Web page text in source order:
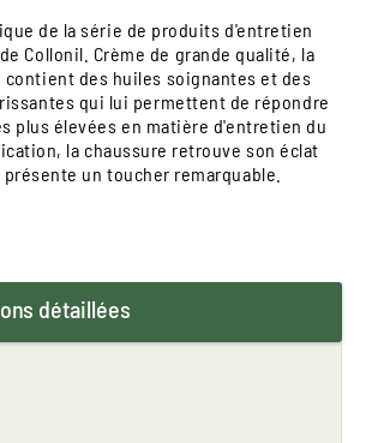
de la série de produits d'entretien
Collonil. Crème de grande qualité, la
contient des huiles soignantes et des
qui lui permettent de répondre
plus élevées en matière d'entretien du
la chaussure retrouve son éclat
un toucher remarquable.
détaillées